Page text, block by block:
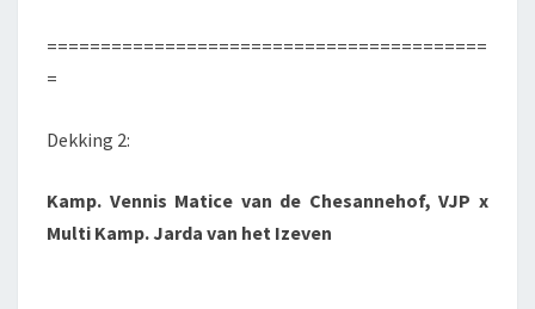
=========================================
=
Dekking 2:
Kamp. Vennis Matice van de Chesannehof, VJP x
Multi Kamp. Jarda van het Izeven